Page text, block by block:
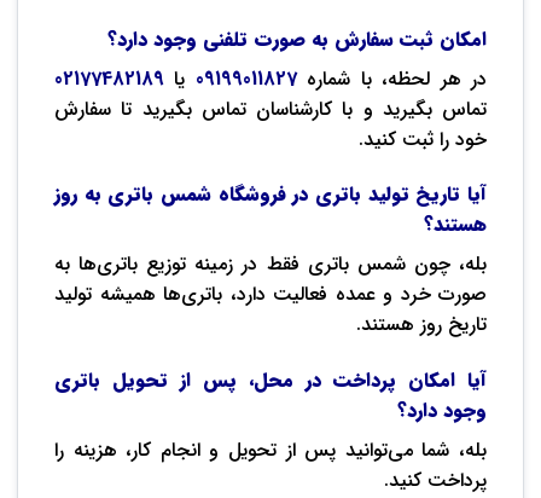
امکان ثبت سفارش به صورت تلفنی وجود دارد؟
در هر لحظه، با شماره09199011827 یا 02177482189
تماس بگیرید و با کارشناسان تماس بگیرید تا سفارش
خود را ثبت کنید.
آیا تاریخ تولید باتری‌ در فروشگاه شمس باتری به روز
هستند؟
بله، چون شمس باتری فقط در زمینه توزیع باتری‌ها به
صورت خرد و عمده فعالیت دارد، باتری‌ها همیشه تولید
تاریخ روز هستند.
آیا امکان پرداخت در محل، پس از تحویل باتری
وجود دارد؟
بله، شما می‌توانید پس از تحویل و انجام کار، هزینه را
پرداخت کنید.